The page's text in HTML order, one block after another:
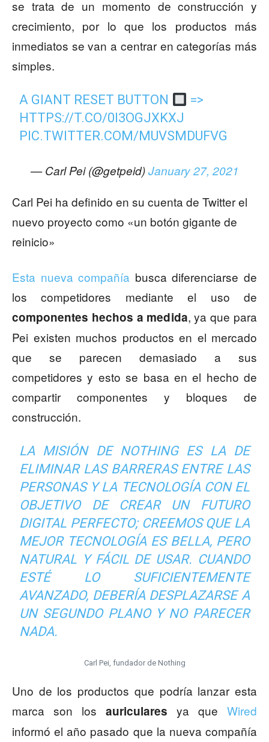
se trata de un momento de construcción y
crecimiento, por lo que los productos más
inmediatos se van a centrar en categorías más
simples.
A GIANT RESET BUTTON
=>
HTTPS://T.CO/0I3OGJXKXJ
PIC.TWITTER.COM/MUVSMDUFVG
— Carl Pei (@getpeid)January 27, 2021
Carl Pei ha definido en su cuenta de Twitter el
nuevo proyecto como «un botón gigante de
reinicio»
Esta nueva compañía busca diferenciarse de
los competidores mediante el uso de
componentes hechos a medida, ya que para
Pei existen muchos productos en el mercado
que se parecen demasiado a sus
competidores y esto se basa en el hecho de
compartir componentes y bloques de
construcción.
LA MISIÓN DE NOTHING ES LA DE
ELIMINAR LAS BARRERAS ENTRE LAS
PERSONAS Y LA TECNOLOGÍA CON EL
OBJETIVO DE CREAR UN FUTURO
DIGITAL PERFECTO; CREEMOS QUE LA
MEJOR TECNOLOGÍA ES BELLA, PERO
NATURAL Y FÁCIL DE USAR. CUANDO
ESTÉ LO SUFICIENTEMENTE
AVANZADO, DEBERÍA DESPLAZARSE A
UN SEGUNDO PLANO Y NO PARECER
NADA.
Carl Pei, fundador de Nothing
Uno de los productos que podría lanzar esta
marca son los auriculares ya que Wired
informó el año pasado que la nueva compañía